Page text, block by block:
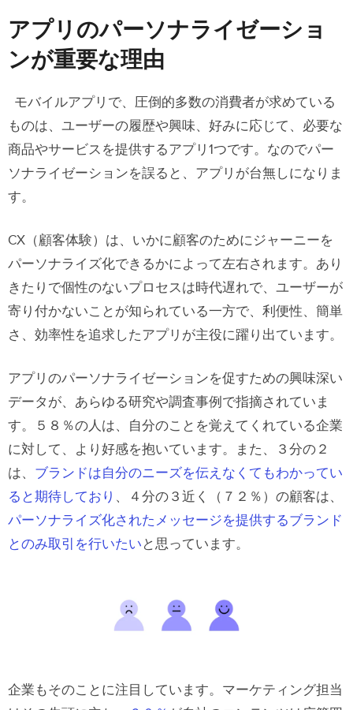
アプリのパーソナライゼーショ
ンが重要な理由
モバイルアプリで、圧倒的多数の消費者が求めている
ものは、ユーザーの履歴や興味、好みに応じて、必要な
商品やサービスを提供するアプリ1つです。なのでパー
ソナライゼーションを誤ると、アプリが台無しになりま
す。
CX（顧客体験）は、いかに顧客のためにジャーニーを
パーソナライズ化できるかによって左右されます。あり
きたりで個性のないプロセスは時代遅れで、ユーザーが
寄り付かないことが知られている一方で、利便性、簡単
さ、効率性を追求したアプリが主役に躍り出ています。
アプリのパーソナライゼーションを促すための興味深い
データが、あらゆる研究や調査事例で指摘されていま
す。
５８％の人は、自分のことを覚えてくれている企業
に対して、より好感を抱いています。また、
３分の２
は、 ブランドは自分のニーズを伝えなくてもわかってい
ると期待しており 、４分の３近く（７２％）の顧客は、
パーソナライズ化されたメッセージを提供するブランド
とのみ取引を行いたい と思っています。
企業もそのことに注目しています。マーケティング担当